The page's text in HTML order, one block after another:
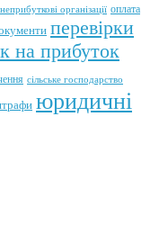
неприбуткові організації оплата
перевірки
на прибуток
сільське господарство
юридичні